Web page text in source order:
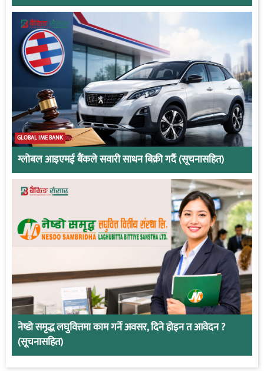
GLOBAL IME BANK
ग्लोबल आइएमई बैंकले सवारी साधन बिक्री गर्दै (सूचनासहित)
नेष्डो समृद्ध लघुवित्तमा काम गर्ने अवसर, दिने होइन त आवेदन ?
(सूचनासहित)